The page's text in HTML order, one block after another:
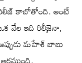
కాబోతోంది. అంటే
వేల ఇది రిలీజైనా,
మహేశ్ బాబు